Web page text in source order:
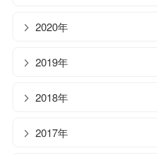
2020年
2019年
2018年
2017年